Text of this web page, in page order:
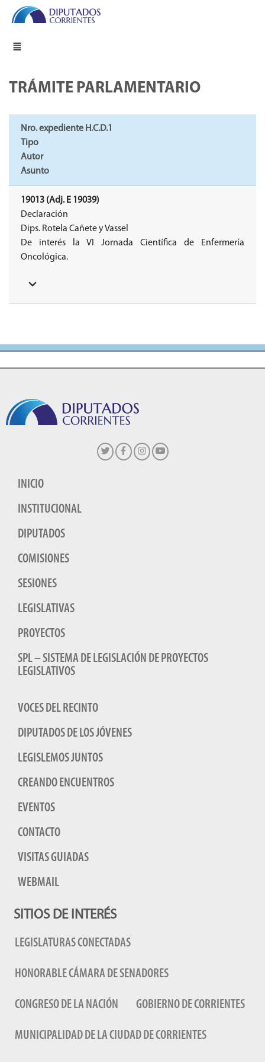
TRÁMITE PARLAMENTARIO
Nro. expediente H.C.D.1
Tipo
Autor
Asunto
19013 (Adj. E 19039)
Declaración
Dips. Rotela Cañete y Vassel
De interés la VI Jornada Científica de Enfermería
Oncológica.
INICIO
INSTITUCIONAL
DIPUTADOS
COMISIONES
SESIONES
LEGISLATIVAS
PROYECTOS
SPL – SISTEMA DE LEGISLACIÓN DE PROYECTOS
LEGISLATIVOS
VOCES DEL RECINTO
DIPUTADOS DE LOS JÓVENES
LEGISLEMOS JUNTOS
CREANDO ENCUENTROS
EVENTOS
CONTACTO
VISITAS GUIADAS
WEBMAIL
SITIOS DE INTERÉS
LEGISLATURAS CONECTADAS
HONORABLE CÁMARA DE SENADORES
CONGRESO DE LA NACIÓN GOBIERNO DE CORRIENTES
MUNICIPALIDAD DE LA CIUDAD DE CORRIENTES